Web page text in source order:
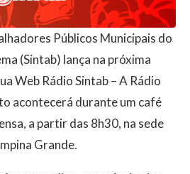
Públicos Municipais do
(Sintab) lança na próxima
Web Rádio Sintab – A Rádio
acontecerá durante um café
a partir das 8h30, na sede
Grande.